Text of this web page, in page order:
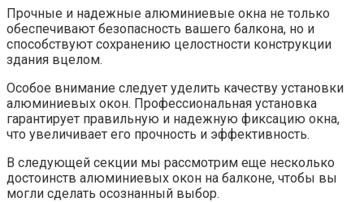
Прочные и надежные алюминиевые окна не только
обеспечивают безопасность вашего балкона, но и
способствуют сохранению целостности конструкции
здания вцелом.​
Особое внимание следует уделить качеству установки
алюминиевых окон.​ Профессиональная установка
гарантирует правильную и надежную фиксацию окна,
что увеличивает его прочность и эффективность.
В следующей секции мы рассмотрим еще несколько
достоинств алюминиевых окон на балконе, чтобы вы
могли сделать осознанный выбор.​